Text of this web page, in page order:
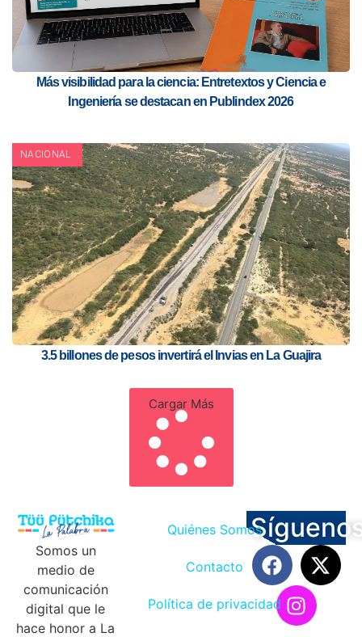
Más visibilidad para la ciencia: Entretextos y Ciencia e
Ingeniería se destacan en Publindex 2026
NACIONAL
3.5 billones de pesos invertirá el Invias en La Guajira
Cargar Más
Somos un
medio de
comunicación
digital que le
hace honor a La
Quiénes Somos
Contacto
Política de privacidad